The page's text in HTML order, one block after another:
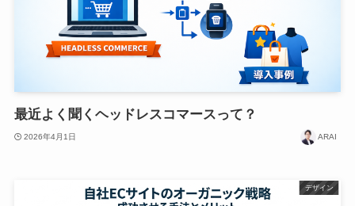
最近よく聞くヘッドレスコマースって？
2026年4月1日 ARAI
デザイン